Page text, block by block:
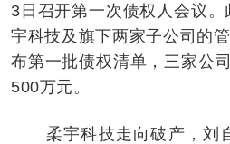
3日召开第一次债权人会议
宇科技及旗下两家子公司的
布第一批债权清单，三家公
500万元。
柔宇科技走向破产，刘